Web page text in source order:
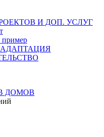
И ДОП. УСЛУГ
пример
ДОМОВ